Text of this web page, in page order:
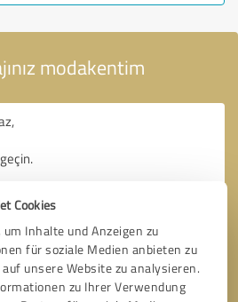
Cookies
Inhalte und Anzeigen zu
für soziale Medien anbieten zu
unsere Website zu analysieren.
zu Ihrer Verwendung
modakentim